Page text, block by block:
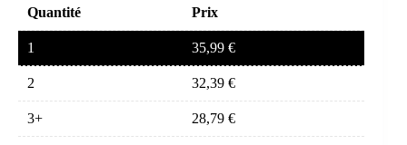
Quantité
Prix
1 35,99 €
2 32,39 €
3+ 28,79 €